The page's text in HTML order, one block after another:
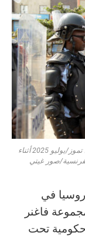
رجال شرطة أنغوليون يقفون في تشكيل في لواندا في تموز/يوليو 2025 أثناء
صور غيتي
روسيا في
فاغنر
تحت